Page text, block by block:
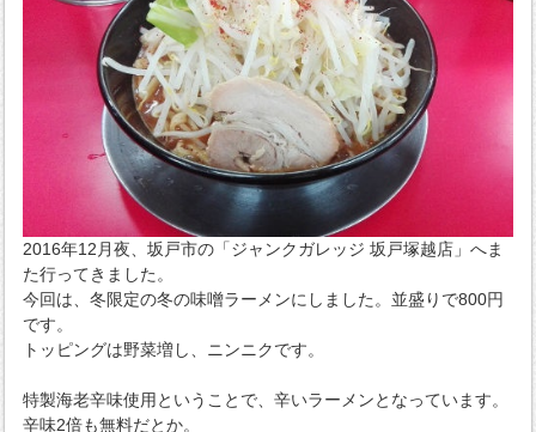
2016年12月夜、坂戸市の「ジャンクガレッジ 坂戸塚越店」へま
た行ってきました。
今回は、冬限定の冬の味噌ラーメンにしました。並盛りで800円
です。
トッピングは野菜増し、ニンニクです。
特製海老辛味使用ということで、辛いラーメンとなっています。
辛味2倍も無料だとか。